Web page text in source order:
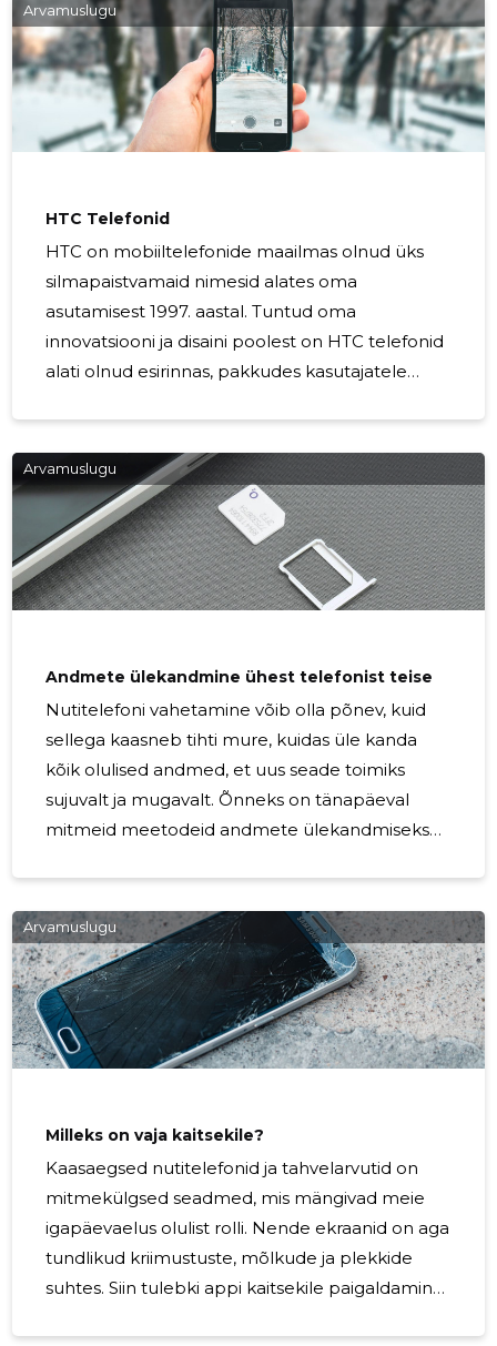
Arvamuslugu
HTC Telefonid
HTC on mobiiltelefonide maailmas olnud üks
silmapaistvamaid nimesid alates oma
asutamisest 1997. aastal. Tuntud oma
innovatsiooni ja disaini poolest on HTC telefonid
alati olnud esirinnas, pakkudes kasutajatele
ajalugu, miks need on nii erilised ja miks need on
jätkuvalt populaarsed. HTC ehk High Tech
Computer Corporation on Taiwani ettevõte, mis
alustas oma tegevust arvutite tootjana, kuid
leidis kiiresti oma koha nutitelefonide maailmas.
Üks HTC olulisemaid saavutusi oli esimene
Arvamuslugu
Andmete ülekandmine ühest telefonist teise
Nutitelefoni vahetamine võib olla põnev, kuid
sellega kaasneb tihti mure, kuidas üle kanda
kõik olulised andmed, et uus seade toimiks
sujuvalt ja mugavalt. Õnneks on tänapäeval
mitmeid meetodeid andmete ülekandmiseks
sõnumid, fotod, videod ja helisalvestused.
Kontaktide ülekandmine on üks esimesi ja
olulisemaid samme uue telefoni seadistamisel.
Selleks on mitu võimalust: Google\'i konto- kui
olete oma kontakte hoidnud Google\'i kontol,
saate uues seadmes lihtsalt sisse logida oma
Arvamuslugu
Milleks on vaja kaitsekile?
Kaasaegsed nutitelefonid ja tahvelarvutid on
mitmekülgsed seadmed, mis mängivad meie
igapäevaelus olulist rolli. Nende ekraanid on aga
tundlikud kriimustuste, mõlkude ja plekkide
suhtes. Siin tulebki appi kaitsekile paigaldamine.